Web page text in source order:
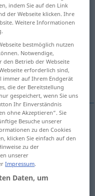
antippen)
indem Sie auf den Link
der Webseite klicken. Ihre
Weitere Informationen
bestmöglich nutzen
Notwendige,
den Betrieb der Webseite
erforderlich sind,
immer auf Ihrem Endgerät
die der Bereitstellung
gespeichert, wenn Sie uns
Ihr Einverständnis
ohne Akzeptieren“. Sie
Besuche unserer
zu den Cookies
klicken Sie einfach auf den
zu der
unserer
Impressum.
Daten, um